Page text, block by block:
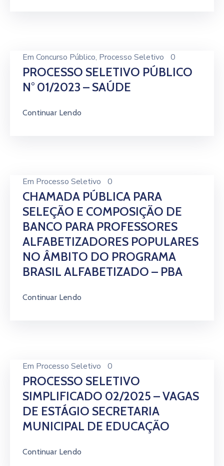
Em Concurso Público‚ Processo Seletivo 0
PROCESSO SELETIVO PÚBLICO
N° 01/2023 – SAÚDE
Continuar Lendo
Em Processo Seletivo 0
CHAMADA PÚBLICA PARA
SELEÇÃO E COMPOSIÇÃO DE
BANCO PARA PROFESSORES
ALFABETIZADORES POPULARES
NO ÂMBITO DO PROGRAMA
BRASIL ALFABETIZADO – PBA
Continuar Lendo
Em Processo Seletivo 0
PROCESSO SELETIVO
SIMPLIFICADO 02/2025 – VAGAS
DE ESTÁGIO SECRETARIA
MUNICIPAL DE EDUCAÇÃO
Continuar Lendo